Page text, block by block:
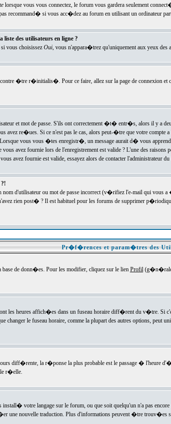
lorsque vous vous connectez, le forum vous gardera seulement
pas recommand� si vous acc�dez au forum en utilisant un
des utilisateurs en ligne ?
vous choisissez Oui, vous n'appara�trez qu'uniquement aux yeux
�tre r�initialis�. Pour ce faire, allez sur la page de connexion et
et mot de passe. S'ils ont correctement �t� entr�s, alors il y a
avez re�ues. Si ce n'est pas le cas, alors peut-�tre que votre
vous vous �tes enregistr�, un message aurait d� vous
avez fournie lors de l'enregistrement est valide ? L'une des
avez fournie est valide, essayez alors de contacter l'administrateur
nom d'utilisateur ou mot de passe incorrect (v�rifiez l'e-mail qui
rien post� ? Il est habituel pour les forums de supprimer
Pr�f�rences et param�tres des
de donn�es. Pour les modifier, cliquez sur le lien Profil
les heures affich�es dans un fuseau horaire diff�rent du v�tre.
changer le fuseau horaire, comme la plupart des autres options,
diff�rente, la r�ponse la plus probable est le passage �
r�elle.
votre langage sur le forum, ou que soit quelqu'un n'a pas
une nouvelle traduction. Plus d'informations peuvent �tre trouv�es